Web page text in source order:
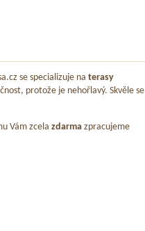
se specializuje na terasy
protože je nehořlavý. Skvěle se
Vám zcela zdarma zpracujeme